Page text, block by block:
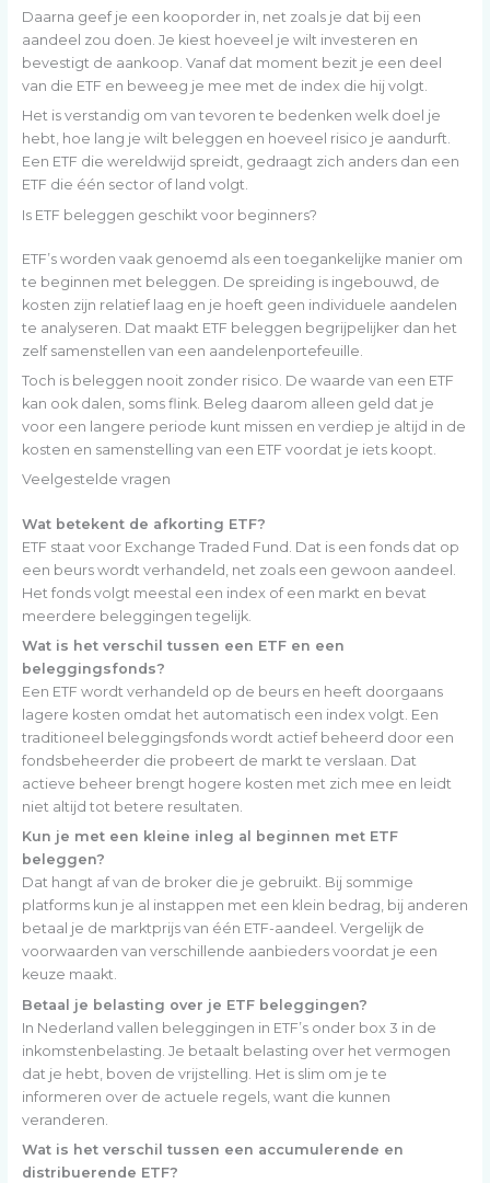
Daarna geef je een kooporder in, net zoals je dat bij een
aandeel zou doen. Je kiest hoeveel je wilt investeren en
bevestigt de aankoop. Vanaf dat moment bezit je een deel
van die ETF en beweeg je mee met de index die hij volgt.
Het is verstandig om van tevoren te bedenken welk doel je
hebt, hoe lang je wilt beleggen en hoeveel risico je aandurft.
Een ETF die wereldwijd spreidt, gedraagt zich anders dan een
ETF die één sector of land volgt.
Is ETF beleggen geschikt voor beginners?
ETF’s worden vaak genoemd als een toegankelijke manier om
te beginnen met beleggen. De spreiding is ingebouwd, de
kosten zijn relatief laag en je hoeft geen individuele aandelen
te analyseren. Dat maakt ETF beleggen begrijpelijker dan het
zelf samenstellen van een aandelenportefeuille.
Toch is beleggen nooit zonder risico. De waarde van een ETF
kan ook dalen, soms flink. Beleg daarom alleen geld dat je
voor een langere periode kunt missen en verdiep je altijd in de
kosten en samenstelling van een ETF voordat je iets koopt.
Veelgestelde vragen
Wat betekent de afkorting ETF?
ETF staat voor Exchange Traded Fund. Dat is een fonds dat op
een beurs wordt verhandeld, net zoals een gewoon aandeel.
Het fonds volgt meestal een index of een markt en bevat
meerdere beleggingen tegelijk.
Wat is het verschil tussen een ETF en een
beleggingsfonds?
Een ETF wordt verhandeld op de beurs en heeft doorgaans
lagere kosten omdat het automatisch een index volgt. Een
traditioneel beleggingsfonds wordt actief beheerd door een
fondsbeheerder die probeert de markt te verslaan. Dat
actieve beheer brengt hogere kosten met zich mee en leidt
niet altijd tot betere resultaten.
Kun je met een kleine inleg al beginnen met ETF
beleggen?
Dat hangt af van de broker die je gebruikt. Bij sommige
platforms kun je al instappen met een klein bedrag, bij anderen
betaal je de marktprijs van één ETF-aandeel. Vergelijk de
voorwaarden van verschillende aanbieders voordat je een
keuze maakt.
Betaal je belasting over je ETF beleggingen?
In Nederland vallen beleggingen in ETF’s onder box 3 in de
inkomstenbelasting. Je betaalt belasting over het vermogen
dat je hebt, boven de vrijstelling. Het is slim om je te
informeren over de actuele regels, want die kunnen
veranderen.
Wat is het verschil tussen een accumulerende en
distribuerende ETF?